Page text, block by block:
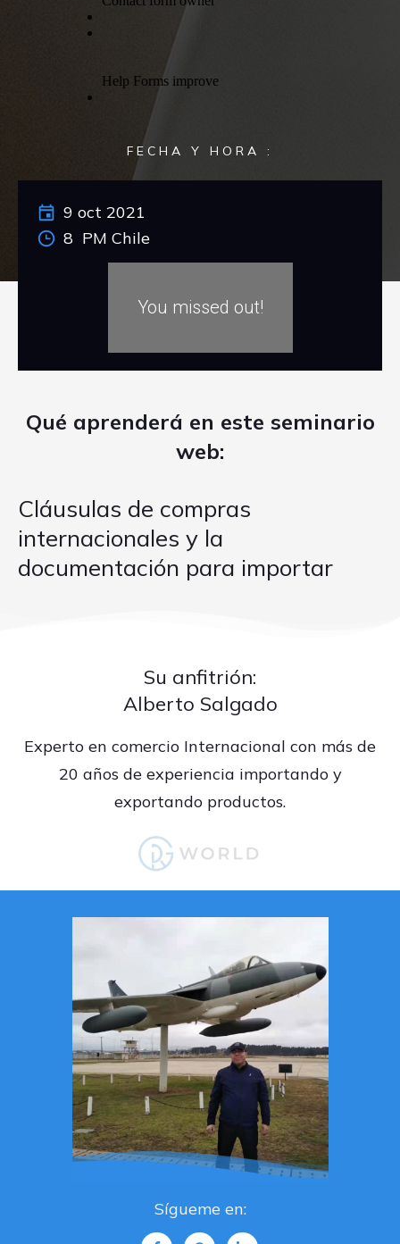
FECHA Y HORA :
9 oct 2021
8 PM Chile
You missed out!
Qué aprenderá en este seminario
web:
Cláusulas de compras
internacionales y la
documentación para importar
Sígueme en:
Su anfitrión:
Alberto Salgado
Experto en comercio Internacional con más de
20 años de experiencia importando y
exportando productos.